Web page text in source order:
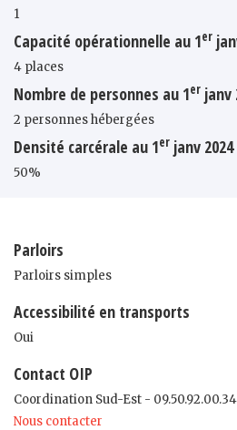
1
Capacité opérationnelle au 1er
4 places
Nombre de personnes au 1er janv
2 personnes hébergées
Densité carcérale au 1er janv 2024
50%
Parloirs
Parloirs simples
Accessibilité en transports
Oui
Contact OIP
Coordination Sud-Est - 09.50.92.00.34
Nous contacter